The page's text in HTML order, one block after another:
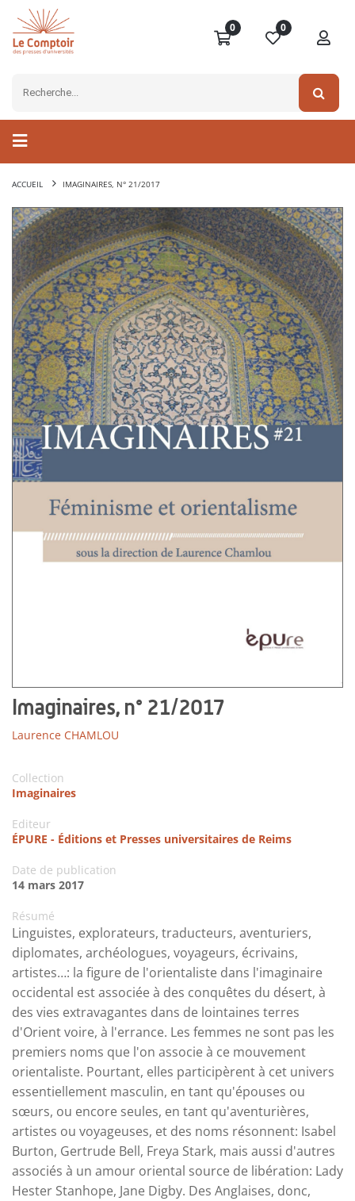
0 0
ACCUEIL IMAGINAIRES, N° 21/2017
Imaginaires, n° 21/2017
Laurence CHAMLOU
Collection
Imaginaires
Editeur
ÉPURE - Éditions et Presses universitaires de Reims
Date de publication
14 mars 2017
Résumé
Linguistes, explorateurs, traducteurs, aventuriers,
diplomates, archéologues, voyageurs, écrivains,
artistes…: la figure de l'orientaliste dans l'imaginaire
occidental est associée à des conquêtes du désert, à
des vies extravagantes dans de lointaines terres
d'Orient voire, à l'errance. Les femmes ne sont pas les
premiers noms que l'on associe à ce mouvement
orientaliste. Pourtant, elles participèrent à cet univers
essentiellement masculin, en tant qu'épouses ou
sœurs, ou encore seules, en tant qu'aventurières,
artistes ou voyageuses, et des noms résonnent: Isabel
Burton, Gertrude Bell, Freya Stark, mais aussi d'autres
associés à un amour oriental source de libération: Lady
Hester Stanhope, Jane Digby. Des Anglaises, donc,